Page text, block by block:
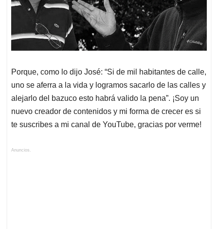
Porque, como lo dijo José: “Si de mil habitantes de calle,
uno se aferra a la vida y logramos sacarlo de las calles y
alejarlo del bazuco esto habrá valido la pena”. ¡Soy un
nuevo creador de contenidos y mi forma de crecer es si
te suscribes a mi canal de YouTube, gracias por verme!
Anuncios.